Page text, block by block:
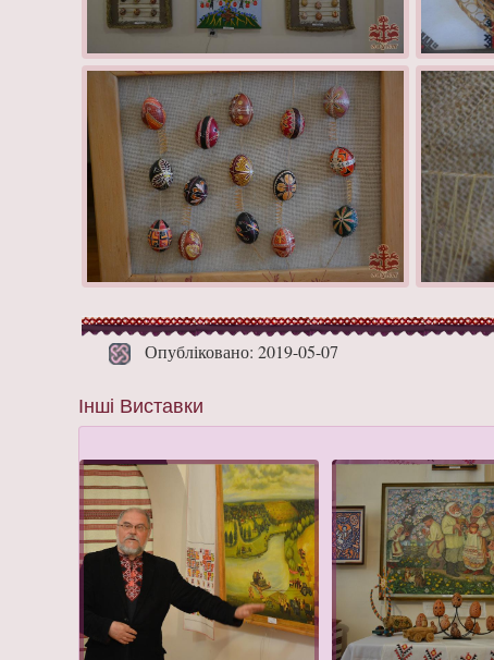
Опубліковано: 2019-05-07
Інші Виставки